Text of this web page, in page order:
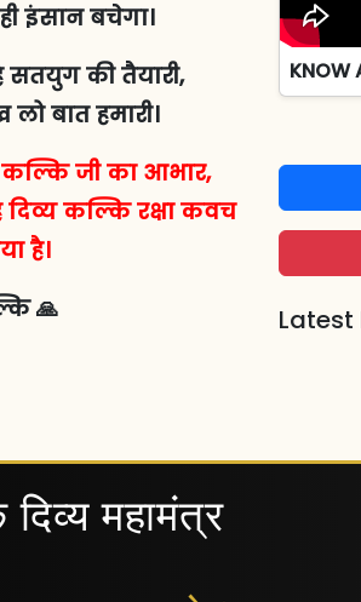
इंसान बचेगा।
की तैयारी,
बात हमारी।
जी का आभार,
कल्कि रक्षा कवच
है।
🙏
KNOW
Latest
महामंत्र